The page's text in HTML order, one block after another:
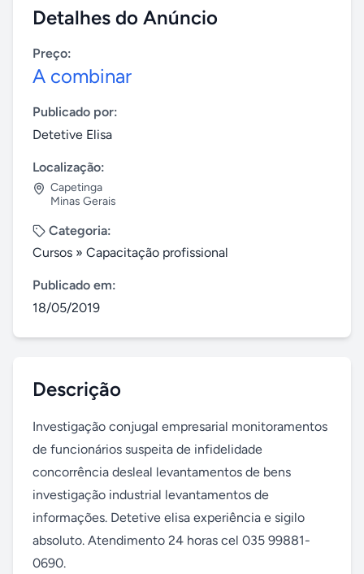
Detalhes do Anúncio
Preço:
A combinar
Publicado por:
Detetive Elisa
Localização:
Capetinga
Minas Gerais
Categoria:
Cursos » Capacitação profissional
Publicado em:
18/05/2019
Descrição
Investigação conjugal empresarial monitoramentos
de funcionários suspeita de infidelidade
concorrência desleal levantamentos de bens
investigação industrial levantamentos de
informações. Detetive elisa experiência e sigilo
absoluto. Atendimento 24 horas cel 035 99881-
0690.